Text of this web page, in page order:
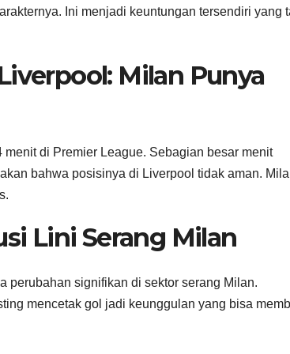
Ini menjadi keuntungan tersendiri yang
Milan Punya
di Premier League. Sebagian besar menit
bahwa posisinya di Liverpool tidak aman.
Lini Serang Milan
perubahan signifikan di sektor serang Milan.
mencetak gol jadi keunggulan yang bisa